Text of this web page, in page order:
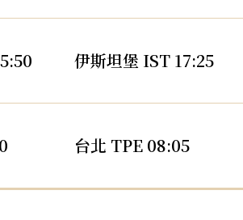
伊斯坦堡 IST 17:25
台北 TPE 08:05